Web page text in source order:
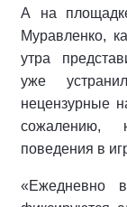
А на
Муравленко,
утра
уже
нецензурные
сожалению,
поведения в
«Ежедневно